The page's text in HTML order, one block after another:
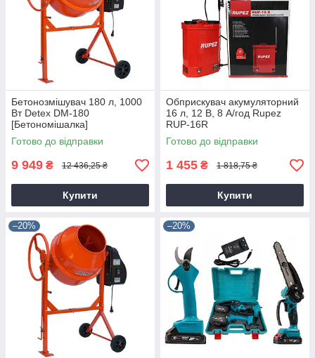
Бетонозмішувач 180 л, 1000
Вт Detex DM-180
[Бетономішалка]
Готово до відправки
9 949 ₴ 12 436,25 ₴
Купити
Обприскувач акумуляторний
16 л, 12 В, 8 А/год Rupez
RUP-16R
Готово до відправки
1 455 ₴ 1 818,75 ₴
Купити
–20% –20%